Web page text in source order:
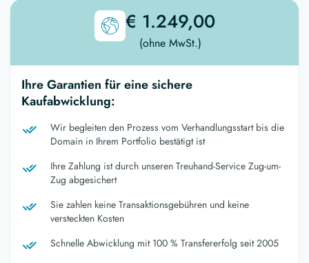
€ 1.249,00
(ohne MwSt.)
Ihre Garantien für eine sichere
Kaufabwicklung:
Wir begleiten den Prozess vom Verhandlungsstart bis die
Domain in Ihrem Portfolio bestätigt ist
Ihre Zahlung ist durch unseren Treuhand-Service Zug-um-
Zug abgesichert
Sie zahlen keine Transaktionsgebühren und keine
versteckten Kosten
Schnelle Abwicklung mit 100 % Transfererfolg seit 2005